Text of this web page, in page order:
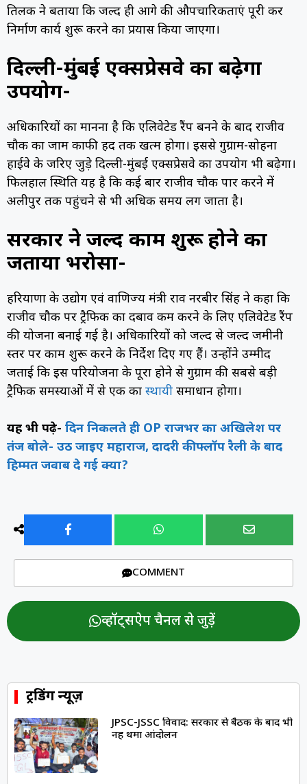
तिलक ने बताया कि जल्द ही आगे की औपचारिकताएं पूरी कर
निर्माण कार्य शुरू करने का प्रयास किया जाएगा।
दिल्ली-मुंबई एक्सप्रेसवे का बढ़ेगा
उपयोग-
अधिकारियों का मानना है कि एलिवेटेड रैंप बनने के बाद राजीव
चौक का जाम काफी हद तक खत्म होगा। इससे गुरुग्राम-सोहना
हाईवे के जरिए जुड़े दिल्ली-मुंबई एक्सप्रेसवे का उपयोग भी बढ़ेगा।
फिलहाल स्थिति यह है कि कई बार राजीव चौक पार करने में
अलीपुर तक पहुंचने से भी अधिक समय लग जाता है।
सरकार ने जल्द काम शुरू होने का
जताया भरोसा-
हरियाणा के उद्योग एवं वाणिज्य मंत्री राव नरबीर सिंह ने कहा कि
राजीव चौक पर ट्रैफिक का दबाव कम करने के लिए एलिवेटेड रैंप
की योजना बनाई गई है। अधिकारियों को जल्द से जल्द जमीनी
स्तर पर काम शुरू करने के निर्देश दिए गए हैं। उन्होंने उम्मीद
जताई कि इस परियोजना के पूरा होने से गुरुग्राम की सबसे बड़ी
ट्रैफिक समस्याओं में से एक का स्थायी समाधान होगा।
यह भी पढ़े- दिन निकलते ही OP राजभर का अखिलेश पर
तंज बोले- उठ जाइए महाराज, दादरी की फ्लॉप रैली के बाद
हिम्मत जवाब दे गई क्या?
COMMENT
व्हॉट्सऐप चैनल से जुड़ें
ट्रेंडिंग न्यूज़
JPSC-JSSC विवाद: सरकार से बैठक के बाद भी
नहीं थमा आंदोलन